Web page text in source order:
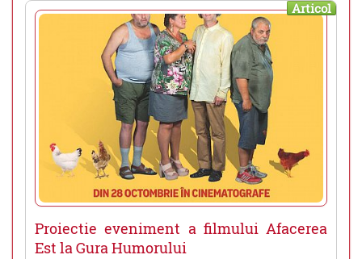
Articol
Proiectie eveniment a filmului Afacerea
Est la Gura Humorului